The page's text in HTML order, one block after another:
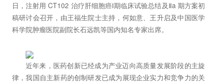
日，注射用 CT102 治疗肝细胞癌Ⅰ期临床试验总结及Ⅱa 期方案初
稿研讨会召开，由王福生院士主持，何如意、王升启及中国医学
科学院肿瘤医院副院长石远凯等国内知名专家出席。
近年来，医药创新已经成为产业迈向高质量发展阶段的主旋
律，我国自主新药的创制研发已成为展现企业实力和竞争力的关